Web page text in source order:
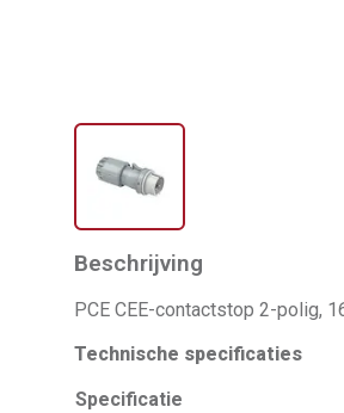
Beschrijving
PCE CEE-contactstop 2-polig,
Technische specificaties
Specificatie